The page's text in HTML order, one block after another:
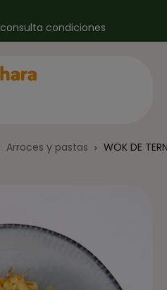
consulta condiciones
Arroces y pastas WOK DE